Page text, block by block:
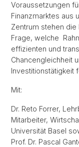
Voraussetzungen
Finanzmarktes aus
Zentrum stehen
Frage, welche
effizienten und
Chancengleichheit
Investitionstätigkeit
Mit:
Dr. Reto Forrer,
Mitarbeiter,
Universität Basel
Prof. Dr. Pascal